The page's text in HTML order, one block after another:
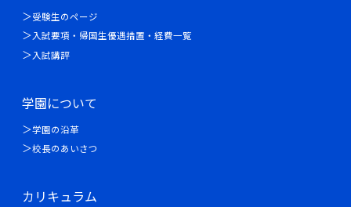
受験生のページ
入試要項・帰国生優遇措置・経費一覧
入試講評
学園について
学園の沿革
校長のあいさつ
カリキュラム